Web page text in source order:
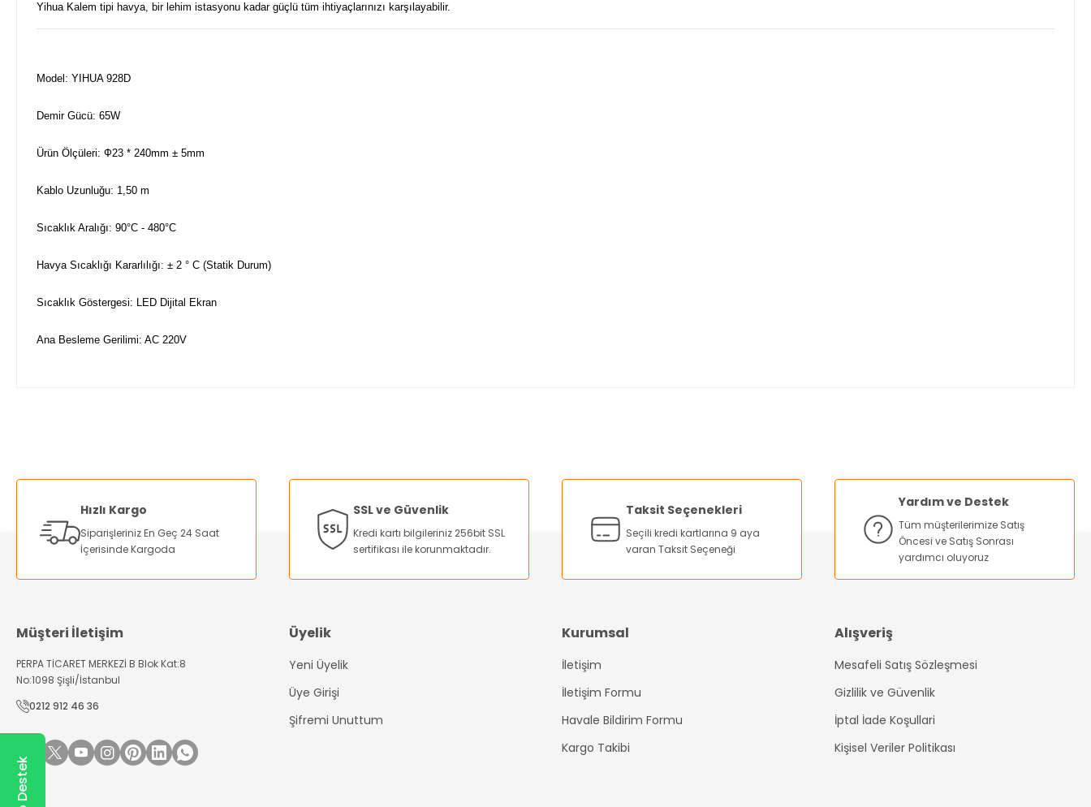
Yihua Kalem tipi havya, bir lehim istasyonu kadar güçlü tüm ihtiyaçlarınızı karşılayabilir.
Model: YIHUA 928D
Demir Gücü: 65W
Ürün Ölçüleri: Ф23 * 240mm ± 5mm
Kablo Uzunluğu: 1,50 m
Sıcaklık Aralığı: 90°C - 480°C
Havya Sıcaklığı Kararlılığı: ± 2 ° C (Statik Durum)
Sıcaklık Göstergesi: LED Dijital Ekran
Ana Besleme Gerilimi: AC 220V
Ürün resmi kalitesiz, bozuk veya görüntülenemiyor.
Ürün bilgilerinde hatalar bulunuyor.
Ürün fiyatı diğer sitelerden daha pahalı.
Hızlı Kargo
Siparişleriniz En Geç 24 Saat
İçerisinde Kargoda
SSL ve Güvenlik
Kredi kartı bilgileriniz 256bit SSL
sertifikası ile korunmaktadır.
Taksit Seçenekleri
Seçili kredi kartlarına 9 aya
varan Taksit Seçeneği
Yardım ve Destek
Tüm müşterilerimize Satış
Öncesi ve Satış Sonrası
yardımcı oluyoruz
Müşteri İletişim
PERPA TİCARET MERKEZİ B Blok Kat:8
No:1098 Şişli/İstanbul
0212 912 46 36
Üyelik
Yeni Üyelik
Üye Girişi
Şifremi Unuttum
Kurumsal
İletişim
İletişim Formu
Havale Bildirim Formu
Kargo Takibi
Alışveriş
Mesafeli Satış Sözleşmesi
Gizlilik ve Güvenlik
İptal İade Koşullari
Kişisel Veriler Politikası